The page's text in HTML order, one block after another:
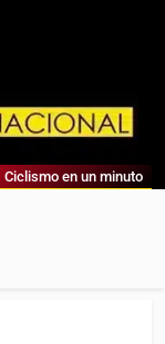
Análisis,
De Referencia.
Ciclismo en un minuto